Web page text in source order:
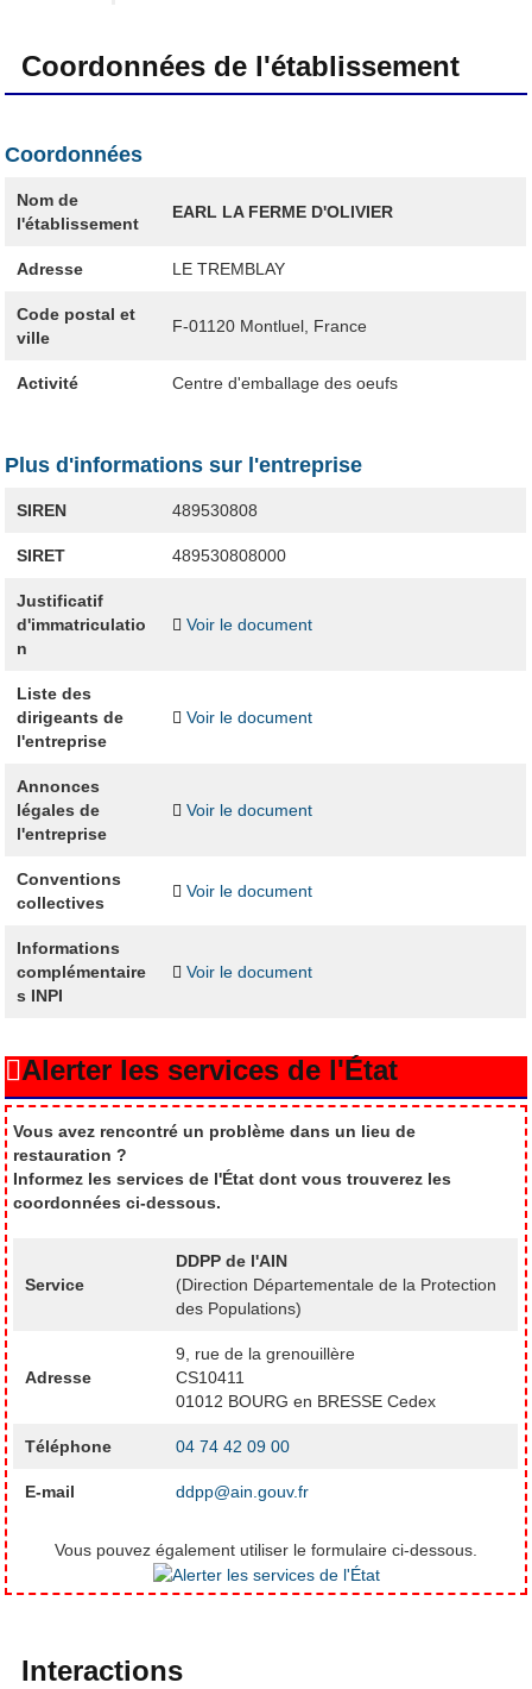
Coordonnées de l'établissement
Coordonnées
Nom de
l'établissement
EARL LA FERME D'OLIVIER
Adresse LE TREMBLAY
Code postal et
ville
F-01120 Montluel, France
Activité Centre d'emballage des oeufs
Plus d'informations sur l'entreprise
SIREN 489530808
SIRET 489530808000
Justificatif
d'immatriculatio
n
Voir le document
Liste des
dirigeants de
l'entreprise
Voir le document
Annonces
légales de
l'entreprise
Voir le document
Conventions
collectives
Voir le document
Informations
complémentaire
s INPI
Voir le document
Alerter les services de l'État
Vous avez rencontré un problème dans un lieu de
restauration ?
Informez les services de l'État dont vous trouverez les
coordonnées ci-dessous.
Service
DDPP de l'AIN
(Direction Départementale de la Protection
des Populations)
Adresse
9, rue de la grenouillère
CS10411
01012 BOURG en BRESSE Cedex
Téléphone 04 74 42 09 00
E-mail ddpp@ain.gouv.fr
Vous pouvez également utiliser le formulaire ci-dessous.
Interactions